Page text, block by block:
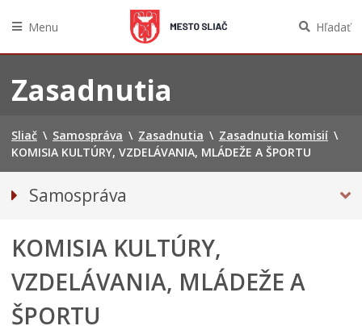
obsah
Menu Hľadať
Zasadnutia
Sliač \ Samospráva \ Zasadnutia \ Zasadnutia komisií \
KOMISIA KULTÚRY, VZDELÁVANIA, MLÁDEŽE A ŠPORTU
Samospráva
Primátorka mesta
Kompetencie mesta
Mesto Sliač
Hlavný kontrolór mesta
KOMISIA KULTÚRY,
VZDELÁVANIA, MLÁDEŽE A
ŠPORTU